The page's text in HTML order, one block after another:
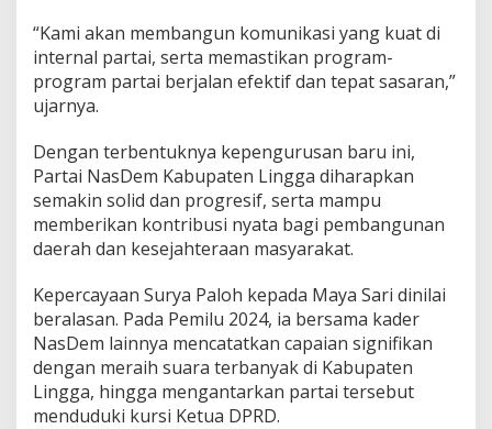
“Kami akan membangun komunikasi yang kuat di
internal partai, serta memastikan program-
program partai berjalan efektif dan tepat sasaran,”
ujarnya.
Dengan terbentuknya kepengurusan baru ini,
Partai NasDem Kabupaten Lingga diharapkan
semakin solid dan progresif, serta mampu
memberikan kontribusi nyata bagi pembangunan
daerah dan kesejahteraan masyarakat.
Kepercayaan Surya Paloh kepada Maya Sari dinilai
beralasan. Pada Pemilu 2024, ia bersama kader
NasDem lainnya mencatatkan capaian signifikan
dengan meraih suara terbanyak di Kabupaten
Lingga, hingga mengantarkan partai tersebut
menduduki kursi Ketua DPRD.